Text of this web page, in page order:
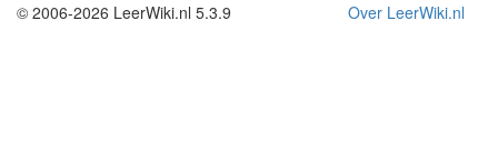
Over LeerWiki.nl
© 2006-2026 LeerWiki.nl 5.3.9